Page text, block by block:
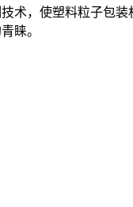
术，使塑料粒子包
睐。